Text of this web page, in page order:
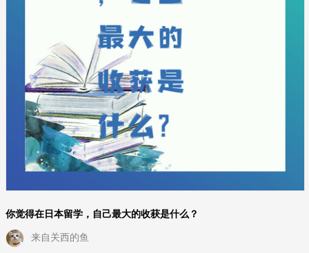
你觉得在日本留学，自己最大的收获是什么？
来自关西的鱼